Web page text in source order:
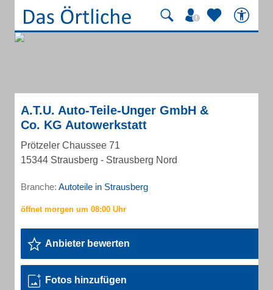
A.T.U. Auto-Teile-Unger GmbH &
Co. KG Autowerkstatt
Prötzeler Chaussee 71
15344 Strausberg - Strausberg Nord
Branche: Autoteile in Strausberg
Anbieter bewerten
Fotos hinzufügen